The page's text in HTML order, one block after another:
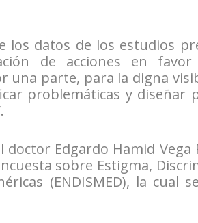
los datos de los estudios
de acciones en favor
una parte, para la digna
problemáticas y diseñar
Edgardo Hamid Vega
sobre Estigma,
(ENDISMED), la